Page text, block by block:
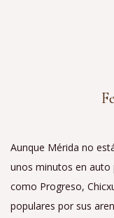
Aunque Mérida no
unos minutos en auto
como Progreso,
populares por sus